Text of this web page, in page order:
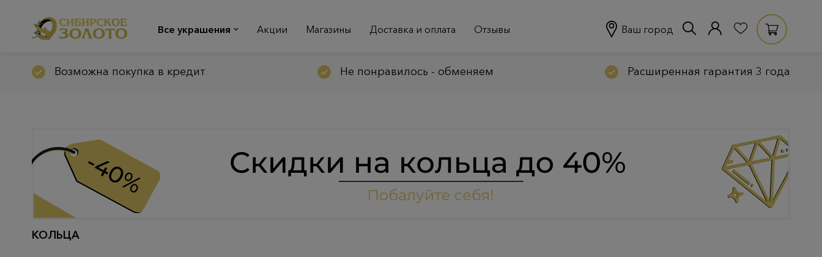
Все украшения Акции Магазины Доставка и оплата Отзывы Ваш город
Возможна покупка в кредит Не понравилось - обменяем Расширенная гарантия 3 года
КОЛЬЦА